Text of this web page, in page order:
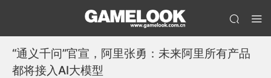
“通义千问”官宣，阿里张勇：未来阿里所有产品
都将接入AI大模型